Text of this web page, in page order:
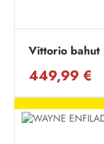
Vittorio bahut
449,99 €